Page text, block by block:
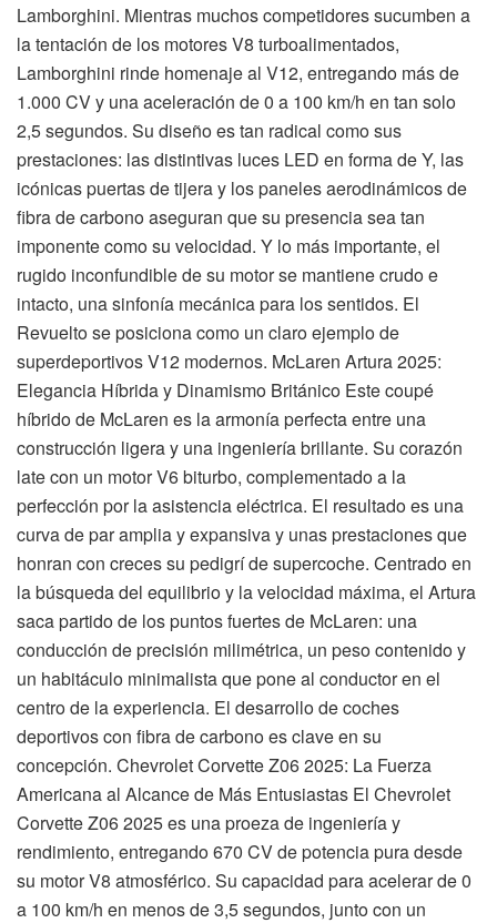
Lamborghini. Mientras muchos competidores sucumben a
la tentación de los motores V8 turboalimentados,
Lamborghini rinde homenaje al V12, entregando más de
1.000 CV y una aceleración de 0 a 100 km/h en tan solo
2,5 segundos. Su diseño es tan radical como sus
prestaciones: las distintivas luces LED en forma de Y, las
icónicas puertas de tijera y los paneles aerodinámicos de
fibra de carbono aseguran que su presencia sea tan
imponente como su velocidad. Y lo más importante, el
rugido inconfundible de su motor se mantiene crudo e
intacto, una sinfonía mecánica para los sentidos. El
Revuelto se posiciona como un claro ejemplo de
superdeportivos V12 modernos. McLaren Artura 2025:
Elegancia Híbrida y Dinamismo Británico Este coupé
híbrido de McLaren es la armonía perfecta entre una
construcción ligera y una ingeniería brillante. Su corazón
late con un motor V6 biturbo, complementado a la
perfección por la asistencia eléctrica. El resultado es una
curva de par amplia y expansiva y unas prestaciones que
honran con creces su pedigrí de supercoche. Centrado en
la búsqueda del equilibrio y la velocidad máxima, el Artura
saca partido de los puntos fuertes de McLaren: una
conducción de precisión milimétrica, un peso contenido y
un habitáculo minimalista que pone al conductor en el
centro de la experiencia. El desarrollo de coches
deportivos con fibra de carbono es clave en su
concepción. Chevrolet Corvette Z06 2025: La Fuerza
Americana al Alcance de Más Entusiastas El Chevrolet
Corvette Z06 2025 es una proeza de ingeniería y
rendimiento, entregando 670 CV de potencia pura desde
su motor V8 atmosférico. Su capacidad para acelerar de 0
a 100 km/h en menos de 3,5 segundos, junto con un